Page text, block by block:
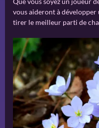
vous aideront à développer
tirer le meilleur parti de